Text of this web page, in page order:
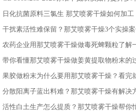
日化抗菌原料三氯生 那艾喷雾干燥如何加工
干扰素活性难保留？那艾喷雾干燥3个实操
农药企业用那艾喷雾干燥做毒死蜱颗粒了解
带你看懂那艾喷雾干燥做姜黄提取物粉末的
果胶做粉末为什么要用那艾喷雾干燥？看完
分散阳离子蓝出料难？那艾喷雾干燥有解决
活性白土生产怎么提质？那艾喷雾干燥帮你